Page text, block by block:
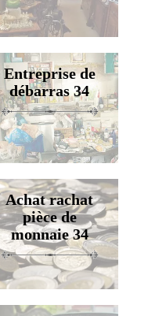
Entreprise de
débarras 34
Achat rachat
pièce de
monnaie 34